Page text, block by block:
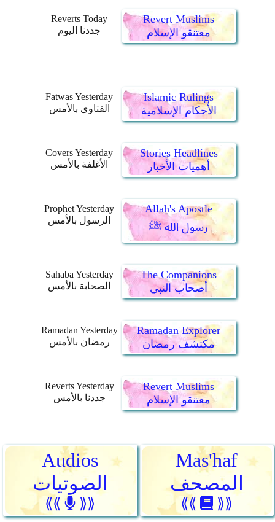
Reverts Today
جددنا اليوم
Revert Muslims
معتنقو الإسلام
Fatwas Yesterday
الفتاوى بالأمس
Islamic Rulings
الأحكام الإسلامية
Covers Yesterday
الأغلفة بالأمس
Stories Headlines
أهميات الأخبار
Prophet Yesterday
الرسول بالأمس
Allah's Apostle
رسول الله ﷺ
Sahaba Yesterday
الصحابة بالأمس
The Companions
أصحاب النبي
Ramadan Yesterday
رمضان بالأمس
Ramadan Explorer
مكتشف رمضان
Reverts Yesterday
جددنا بالأمس
Revert Muslims
معتنقو الإسلام
Audios
الصوتيات
⟪⟪ ⟫⟫
Mas'haf
المصحف
⟪⟪ ⟫⟫